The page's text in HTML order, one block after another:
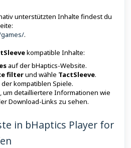
unterstützten Inhalte findest du
.
kompatible Inhalte:
auf der bHaptics-Website.
filterund wähle TactSleeve.
kompatiblen Spiele.
um detailliertere Informationen wie
Download-Links zu sehen.
in bHaptics Player for